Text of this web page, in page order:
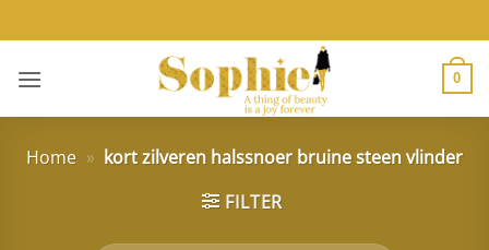
naar
inhoud
0
Home » kort zilveren halssnoer bruine steen vlinder
FILTER